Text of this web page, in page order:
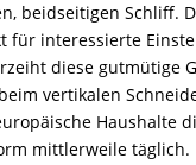
beidseitigen Schliff.
für interessierte
diese gutmütige
vertikalen
Haushalte
mittlerweile täglich.